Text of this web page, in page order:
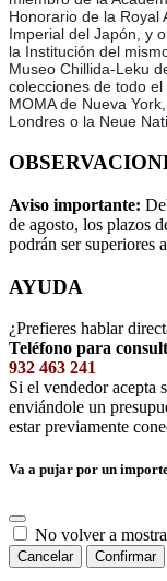
Honorario de la Royal
Imperial del Japón, y
la Institución del
Museo Chillida-Leku
colecciones de todo
MOMA de Nueva
Londres o la Neue
Aviso importante:
de agosto, los plazos
podrán ser superiores
AYUDA
¿Prefieres hablar
Teléfono para
932 463 241
Si el vendedor acepta
enviándole un
estar previamente
Va a pujar por un
No volver a
Cancelar Confirmar